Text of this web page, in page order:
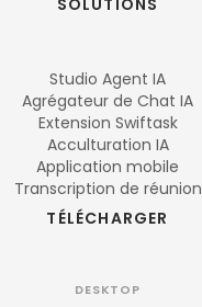
SOLUTIONS
Studio Agent IA
Agrégateur de Chat IA
Extension Swiftask
Acculturation IA
Application mobile
Transcription de réunion
TÉLÉCHARGER
DESKTOP